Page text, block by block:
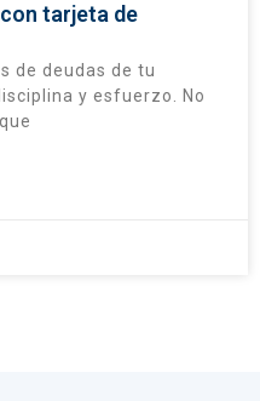
tarjeta de
de deudas de tu
y esfuerzo. No